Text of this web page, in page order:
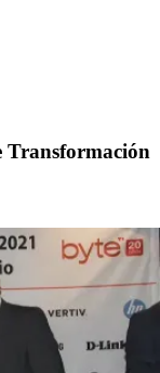
Transformación